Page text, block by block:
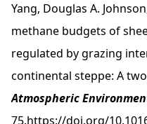
Yang, Douglas A.
methane budgets of
regulated by grazing
continental steppe: A
Atmospheric
75.https://doi.org/